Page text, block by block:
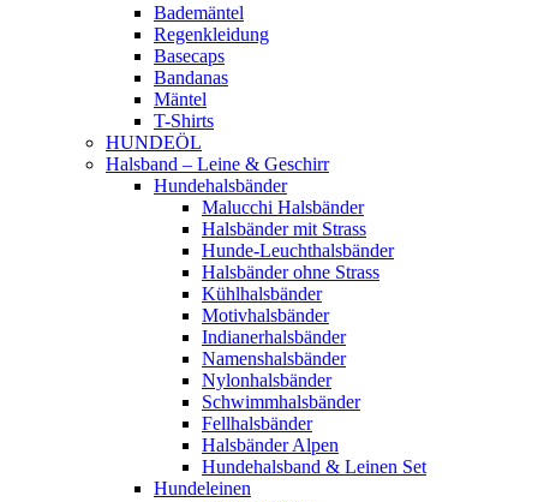
Bademäntel
Regenkleidung
Basecaps
Bandanas
Mäntel
T-Shirts
HUNDEÖL
Halsband – Leine & Geschirr
Hundehalsbänder
Malucchi Halsbänder
Halsbänder mit Strass
Hunde-Leuchthalsbänder
Halsbänder ohne Strass
Kühlhalsbänder
Motivhalsbänder
Indianerhalsbänder
Namenshalsbänder
Nylonhalsbänder
Schwimmhalsbänder
Fellhalsbänder
Halsbänder Alpen
Hundehalsband & Leinen Set
Hundeleinen